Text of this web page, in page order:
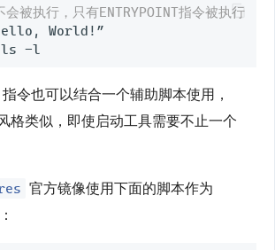
会被执行，只有ENTRYPOINT指令被执行
指令也可以结合一个辅助脚本使用，
格类似，即使启动工具需要不止一个
官方镜像使用下面的脚本作为
：